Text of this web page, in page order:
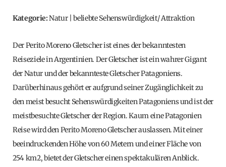
Kategorie:Natur | beliebte Sehenswürdigkeit/ Attraktion
Der Perito Moreno Gletscher ist eines der bekanntesten
Reiseziele in Argentinien. Der Gletscher ist ein wahrer Gigant
der Natur und der bekannteste Gletscher Patagoniens.
Darüberhinaus gehört er aufgrund seiner Zugänglichkeit zu
den meist besucht Sehenswürdigkeiten Patagoniens und ist der
meistbesuchte Gletscher der Region. Kaum eine Patagonien
Reise wird den Perito Moreno Gletscher auslassen. Mit einer
beeindruckenden Höhe von 60 Metern und einer Fläche von
254 km2, bietet der Gletscher einen spektakulären Anblick.